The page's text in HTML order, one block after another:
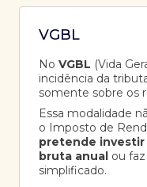
VGBL
No VGBL (Vida
incidência da
somente sobre os
Essa modalidade
o Imposto de
pretende investir
bruta anual ou
simplificado.